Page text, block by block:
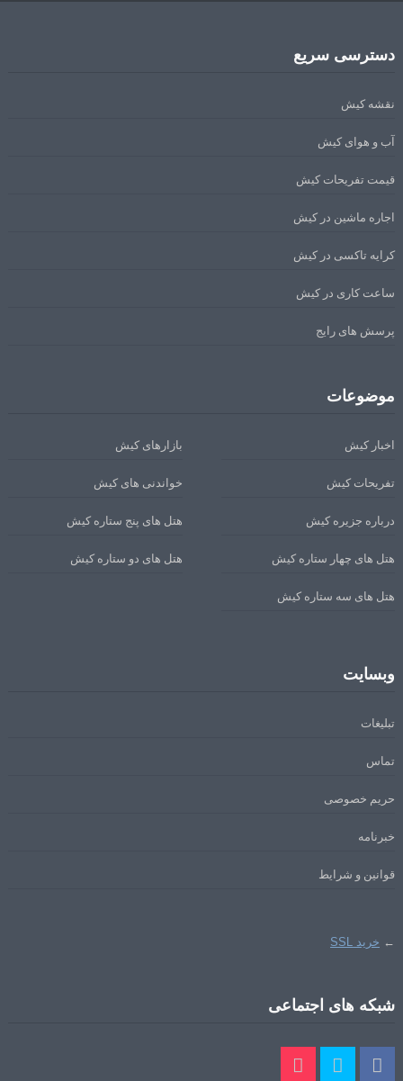
دسترسی سریع
نقشه کیش
آب و هوای کیش
قیمت تفریحات کیش
اجاره ماشین در کیش
کرایه تاکسی در کیش
ساعت کاری در کیش
پرسش های رایج
موضوعات
اخبار کیش بازارهای کیش
تفریحات کیش خواندنی های کیش
درباره جزیره کیش هتل های پنج ستاره کیش
هتل های چهار ستاره کیش هتل های دو ستاره کیش
هتل های سه ستاره کیش
وبسایت
تبلیغات
تماس
حریم خصوصی
خبرنامه
قوانین و شرایط
← خرید SSL
شبکه های اجتماعی